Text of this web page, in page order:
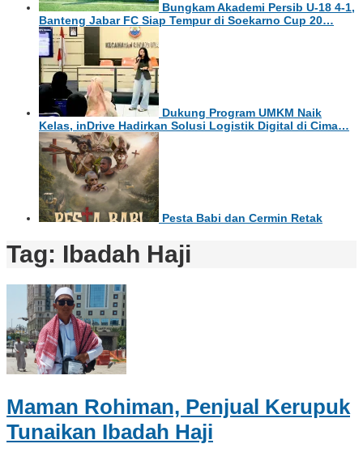
Bungkam Akademi Persib U-18 4-1,
Banteng Jabar FC Siap Tempur di Soekarno Cup 20…
Dukung Program UMKM Naik
Kelas, inDrive Hadirkan Solusi Logistik Digital di Cima…
Pesta Babi dan Cermin Retak
Tag: Ibadah Haji
Maman Rohiman, Penjual Kerupuk
Tunaikan Ibadah Haji